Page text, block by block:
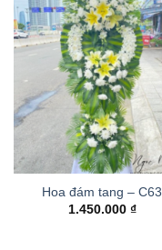
Hoa đám tang – C63
1.450.000 ₫